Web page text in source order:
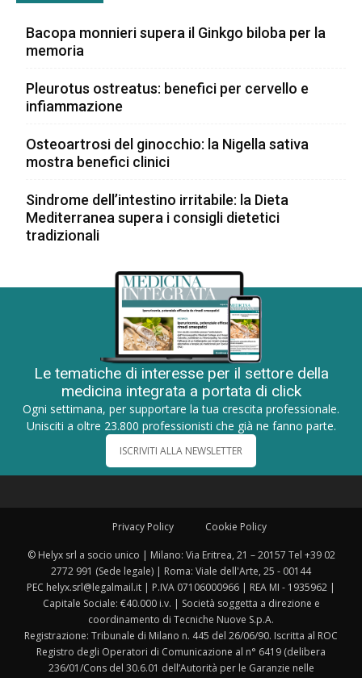
Bacopa monnieri supera il Ginkgo biloba per la
memoria
Pleurotus ostreatus: benefici per cervello e
infiammazione
Osteoartrosi del ginocchio: la Nigella sativa
mostra benefici clinici
Sindrome dell’intestino irritabile: la Dieta
Mediterranea supera i consigli dietetici
tradizionali
Le tematiche di interesse per il settore della
medicina integrata a portata di click
Ogni settimana, per supportare la tua crescita professionale.
Unisciti a oltre 23.800 professionisti che già ne fanno parte.
ISCRIVITI ALLA NEWSLETTER
Privacy Policy Cookie Policy
© Helyx srl a socio unico | Milano: Via Eritrea, 21 – 20157 Tel +39 02
2772 991 (Sede legale) | Roma: Viale dell'Arte, 25 - 00144
PEC helyx.srl@legalmail.it | P.IVA 07106000966 | REA MI - 1935962 |
Capitale Sociale: €40.000 i.v. | Società soggetta a direzione e
coordinamento di Tecniche Nuove S.p.A.
Registrazione: Tribunale di Milano n. 445 del 26/06/90. Iscritta al ROC
Registro degli Operatori di Comunicazione al n° 6419 (delibera
236/01/Cons del 30.6.01 dell’Autorità per le Garanzie nelle